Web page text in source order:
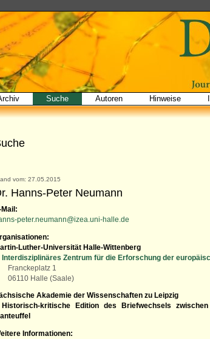
Suche Autoren Hinweise
vom: 27.05.2015
Hanns-Peter Neumann
Mail:
peter.neumann@izea.uni-halle.de
Luther-Universität Halle-Wittenberg
Interdisziplinäres Zentrum für die Erforschung der
Franckeplatz 1
06110 Halle (Saale)
Akademie der Wissenschaften zu Leipzig
Historisch-kritische Edition des Briefwechsels
Informationen: